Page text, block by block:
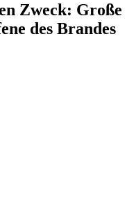
Zweck: Große
des Brandes